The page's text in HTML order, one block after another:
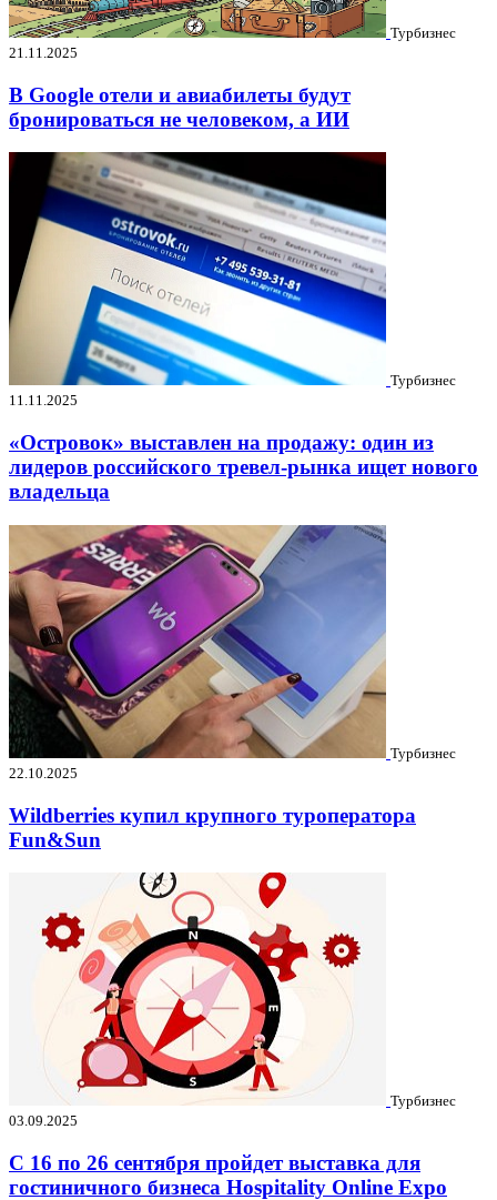
Турбизнес
21.11.2025
В Google отели и авиабилеты будут
бронироваться не человеком, а ИИ
Турбизнес
11.11.2025
«Островок» выставлен на продажу: один из
лидеров российского тревел-рынка ищет нового
владельца
Турбизнес
22.10.2025
Wildberries купил крупного туроператора
Fun&Sun
Турбизнес
03.09.2025
C 16 по 26 сентября пройдет выставка для
гостиничного бизнеса Hospitality Online Expo